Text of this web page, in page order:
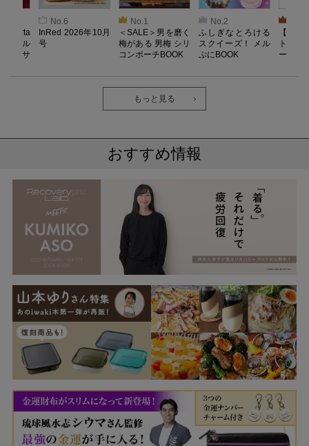
キル
レッサ
No.6
InRed 2026年10月
号
No.1
＜SALE＞男を磨く
梅がある 男梅 シリ
コンポーチBOOK
No.2
ふしぎなとろける
スクイーズ！ メル
ぷにBOOK
【
ト／L
ー）【
ab. 疲
もっと見る
おすすめ情報